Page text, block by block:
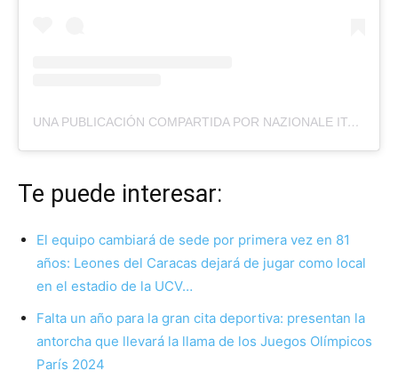
UNA PUBLICACIÓN COMPARTIDA POR NAZIONALE ITALIANA DI CALCIO (@AZZURRI)
Te puede interesar:
El equipo cambiará de sede por primera vez en 81
años: Leones del Caracas dejará de jugar como local
en el estadio de la UCV…
Falta un año para la gran cita deportiva: presentan la
antorcha que llevará la llama de los Juegos Olímpicos
París 2024